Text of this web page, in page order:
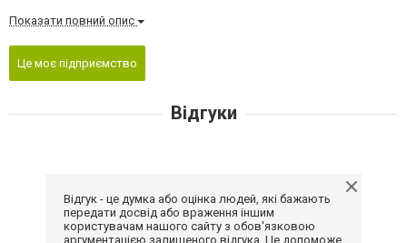
Показати повний опис
Це моє підприємство
Відгуки
Відгук - це думка або оцінка людей, які бажають
передати досвід або враження іншим
користувачам нашого сайту з обов'язковою
аргументацією залишеного відгука. Це допоможе